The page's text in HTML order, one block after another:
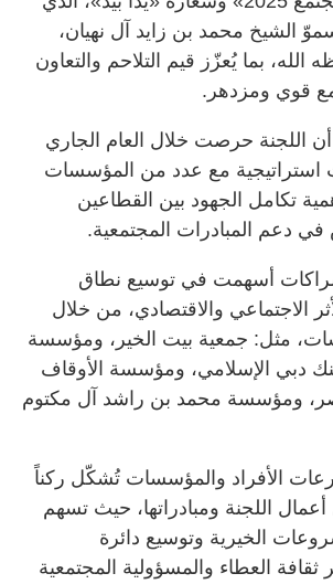
الشيخ محمد بن زايد آل نهيان،
الله، بما يُعزّز قيم التلاحم والتعاون
قوي ومزدهر.
اللجنة حرصت خلال العام الجاري
مع عدد من المؤسسات
تكامل الجهود بين القطاعين
دعم المبادرات المجتمعية.
أسهمت في توسيع نطاق
الاجتماعي والاقتصادي، من خلال
مثل: جمعية بيت الخير، ومؤسسة
دبي الإسلامي، ومؤسسة الأوقاف
ومؤسسة محمد بن راشد آل مكتوم
الأفراد والمؤسسات تُشكّل ركناً
اللجنة ومبادراتها، حيث تسهم
الخيرية وتوسيع دائرة
ثقافة العطاء والمسؤولية المجتمعية